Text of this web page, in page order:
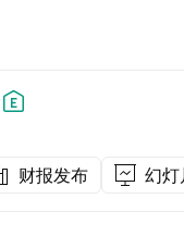
财报发布 幻灯